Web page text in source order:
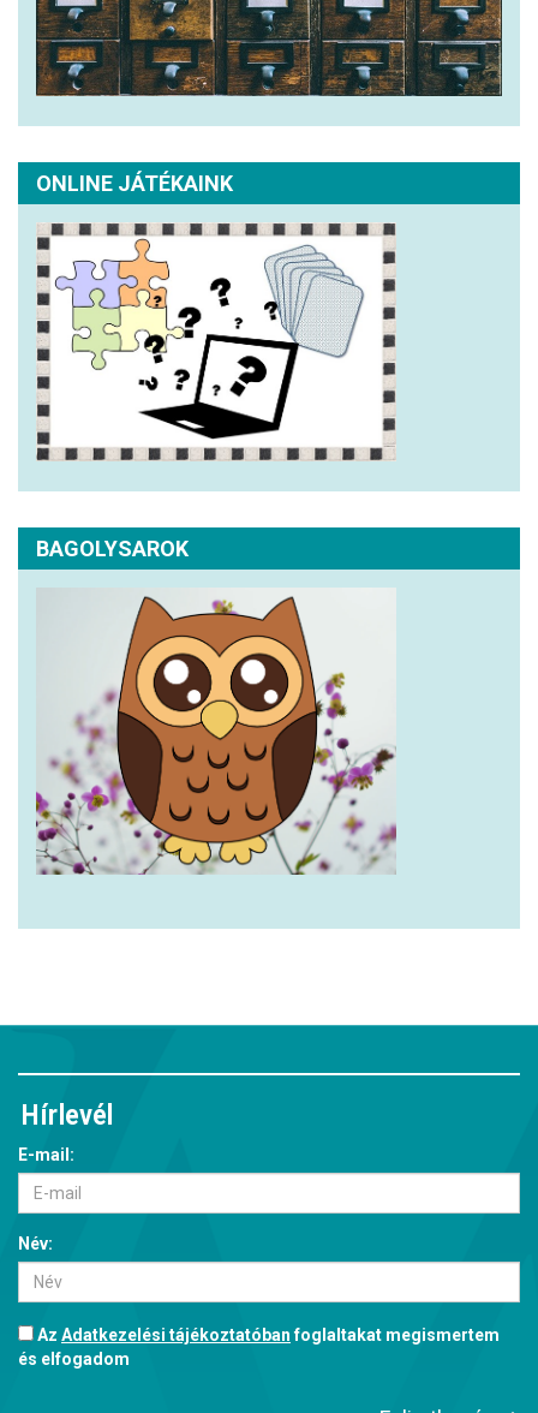
ONLINE JÁTÉKAINK
BAGOLYSAROK
Hírlevél
E-mail:
Név:
Az Adatkezelési tájékoztatóbanfoglaltakat megismertem
és elfogadom